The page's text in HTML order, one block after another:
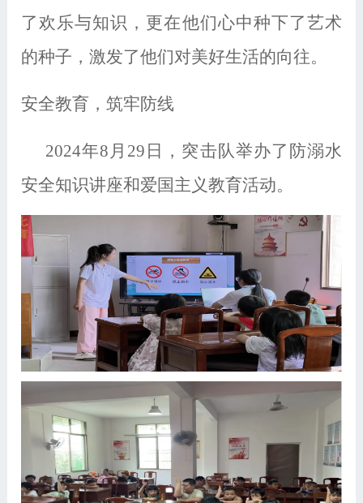
了欢乐与知识，更在他们心中种下了艺术
的种子，激发了他们对美好生活的向往。
安全教育，筑牢防线
2024年8月29日，突击队举办了防溺水
安全知识讲座和爱国主义教育活动。